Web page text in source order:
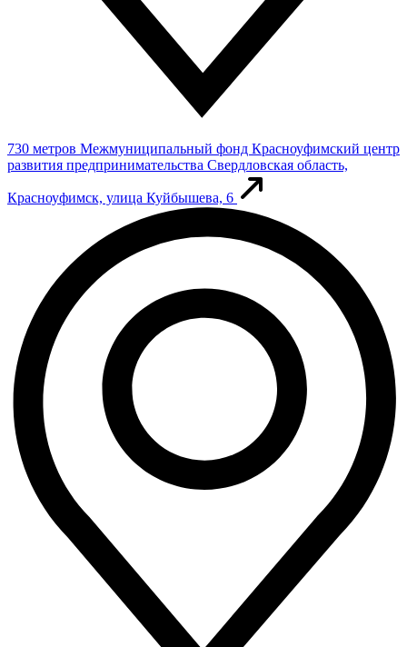
730 метров Межмуниципальный фонд Красноуфимский центр
развития предпринимательства Свердловская область,
Красноуфимск, улица Куйбышева, 6